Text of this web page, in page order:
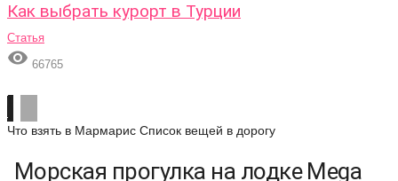
Как выбрать курорт в Турции
Статья
 66765
Что взять в Мармарис Список вещей в дорогу
Морская прогулка на лодке Mega